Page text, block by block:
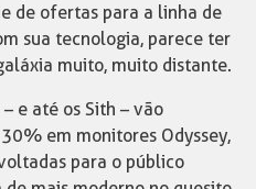
de ofertas para a linha de
sua tecnologia, parece ter
muito, muito distante.
– e até os Sith – vão
em monitores Odyssey,
para o público